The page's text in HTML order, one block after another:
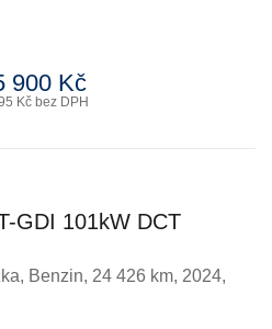
900 Kč
Kč bez DPH
GDI 101kW DCT
, Benzin, 24 426 km, 2024,